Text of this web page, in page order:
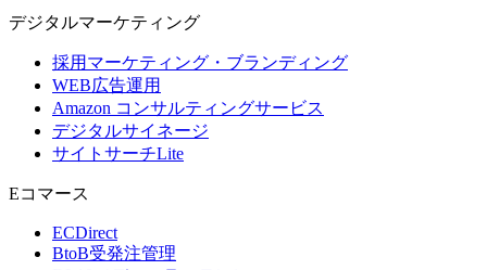
デジタルマーケティング
採用マーケティング・ブランディング
WEB広告運用
Amazon コンサルティングサービス
デジタルサイネージ
サイトサーチLite
Eコマース
ECDirect
BtoB受発注管理